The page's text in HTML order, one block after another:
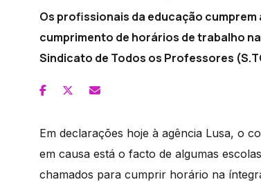
Os profissionais da educação
cumprimento de horários de trabalho
Sindicato de Todos os Professores
Em declarações hoje à agência Lusa, o
em causa está o facto de algumas
chamados para cumprir horário na